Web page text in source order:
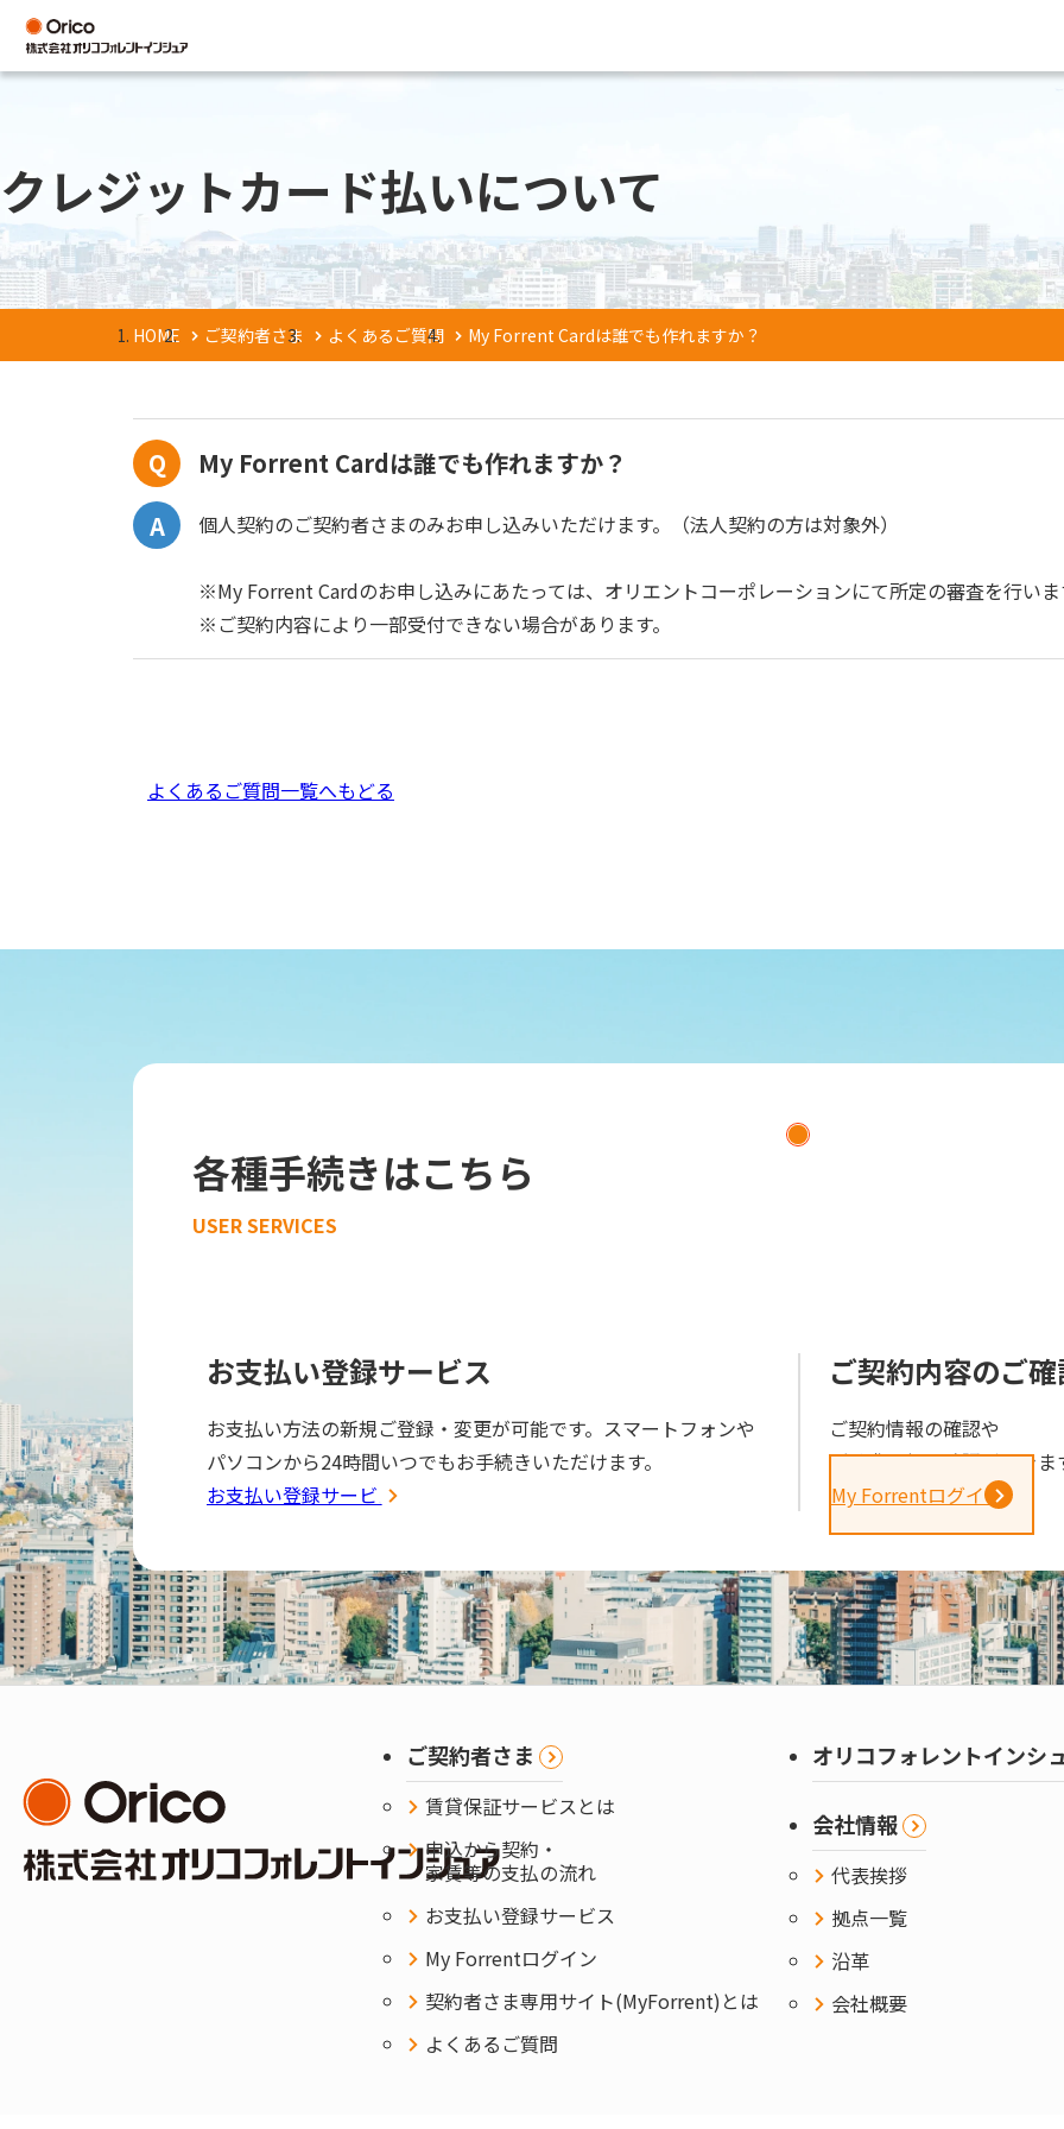
クレジットカード払いについて
HOME ご契約者さま よくあるご質問 My Forrent Cardは誰でも作れますか？
My Forrent Cardは誰でも作れますか？
個人契約のご契約者さまのみお申し込みいただけます。（法人契約の方は対象外）
※My Forrent Cardのお申し込みにあたっては、オリエントコーポレーションにて所定の審査を行いま
※ご契約内容により一部受付できない場合があります。
よくあるご質問一覧へもどる
各種手続きはこちら
USER SERVICES
お支払い登録サービス
お支払い方法の新規ご登録・変更が可能です。スマートフォンや
パソコンから24時間いつでもお手続きいただけます。
お支払い登録サービス
ご契約内容のご
ご契約情報の確認や
ご請求金額の確認ができま
My Forrentログイン
ご契約者さま
賃貸保証サービスとは
申込から契約・
家賃等の支払の流れ
お支払い登録サービス
My Forrentログイン
契約者さま専用サイト(MyForrent)とは
よくあるご質問
オリコフォレントインシ
会社情報
代表挨拶
拠点一覧
沿革
会社概要